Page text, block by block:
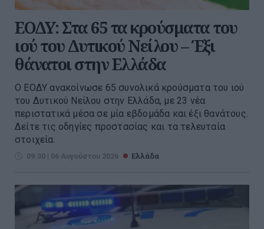
ΕΟΔΥ: Στα 65 τα κρούσματα του
ιού του Δυτικού Νείλου – Έξι
θάνατοι στην Ελλάδα
Ο ΕΟΔΥ ανακοίνωσε 65 συνολικά κρούσματα του ιού
του Δυτικού Νείλου στην Ελλάδα, με 23 νέα
περιστατικά μέσα σε μία εβδομάδα και έξι θανάτους.
Δείτε τις οδηγίες προστασίας και τα τελευταία
στοιχεία.
09:30 | 06 Αυγούστου 2026 Ελλάδα